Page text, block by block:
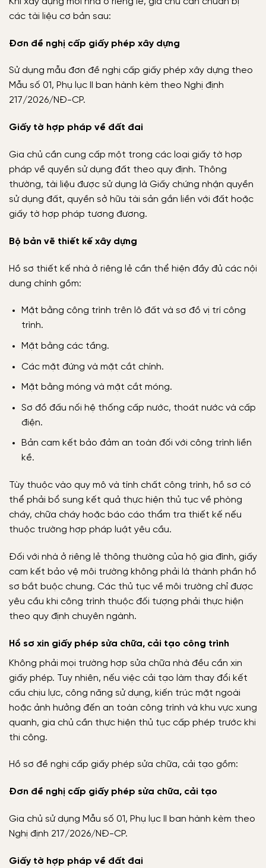
các tài liệu cơ bản sau:
Đơn đề nghị cấp giấy phép xây dựng
Sử dụng mẫu đơn đề nghị cấp giấy phép xây dựng theo
Mẫu số 01, Phụ lục II ban hành kèm theo Nghị định
217/2026/NĐ-CP.
Giấy tờ hợp pháp về đất đai
Gia chủ cần cung cấp một trong các loại giấy tờ hợp
pháp về quyền sử dụng đất theo quy định. Thông
thường, tài liệu được sử dụng là Giấy chứng nhận quyền
sử dụng đất, quyền sở hữu tài sản gắn liền với đất hoặc
giấy tờ hợp pháp tương đương.
Bộ bản vẽ thiết kế xây dựng
Hồ sơ thiết kế nhà ở riêng lẻ cần thể hiện đầy đủ các nội
dung chính gồm:
Mặt bằng công trình trên lô đất và sơ đồ vị trí công
trình.
Mặt bằng các tầng.
Các mặt đứng và mặt cắt chính.
Mặt bằng móng và mặt cắt móng.
Sơ đồ đấu nối hệ thống cấp nước, thoát nước và cấp
điện.
Bản cam kết bảo đảm an toàn đối với công trình liền
kề.
Tùy thuộc vào quy mô và tính chất công trình, hồ sơ có
thể phải bổ sung kết quả thực hiện thủ tục về phòng
cháy, chữa cháy hoặc báo cáo thẩm tra thiết kế nếu
thuộc trường hợp pháp luật yêu cầu.
Đối với nhà ở riêng lẻ thông thường của hộ gia đình, giấy
cam kết bảo vệ môi trường không phải là thành phần hồ
sơ bắt buộc chung. Các thủ tục về môi trường chỉ được
yêu cầu khi công trình thuộc đối tượng phải thực hiện
theo quy định chuyên ngành.
Hồ sơ xin giấy phép sửa chữa, cải tạo công trình
Không phải mọi trường hợp sửa chữa nhà đều cần xin
giấy phép. Tuy nhiên, nếu việc cải tạo làm thay đổi kết
cấu chịu lực, công năng sử dụng, kiến trúc mặt ngoài
hoặc ảnh hưởng đến an toàn công trình và khu vực xung
quanh, gia chủ cần thực hiện thủ tục cấp phép trước khi
thi công.
Hồ sơ đề nghị cấp giấy phép sửa chữa, cải tạo gồm:
Đơn đề nghị cấp giấy phép sửa chữa, cải tạo
Gia chủ sử dụng Mẫu số 01, Phụ lục II ban hành kèm theo
Nghị định 217/2026/NĐ-CP.
Giấy tờ hợp pháp về đất đai